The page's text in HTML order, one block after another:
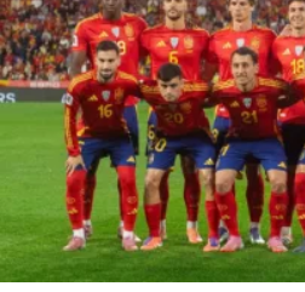
CÓDIGO
DE
INDICAÇÃO
BET365
CÓDIGO
BETANO
MELHORES
CORINTHIANS
SÃO
PAULO
SANTOS
FLAMENGO
LIBERTADORES
COPA
DO
BRASIL
PREMIER
LEAGUE
MERCADO
DA
BOLA
PALPITES